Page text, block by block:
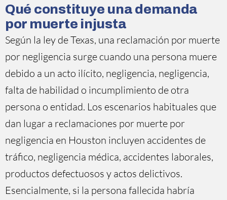
Qué constituye una demanda
por muerte injusta
Según la ley de Texas, una reclamación por muerte
por negligencia surge cuando una persona muere
debido a un acto ilícito, negligencia, negligencia,
falta de habilidad o incumplimiento de otra
persona o entidad. Los escenarios habituales que
dan lugar a reclamaciones por muerte por
negligencia en Houston incluyen accidentes de
tráfico, negligencia médica, accidentes laborales,
productos defectuosos y actos delictivos.
Esencialmente, si la persona fallecida habría